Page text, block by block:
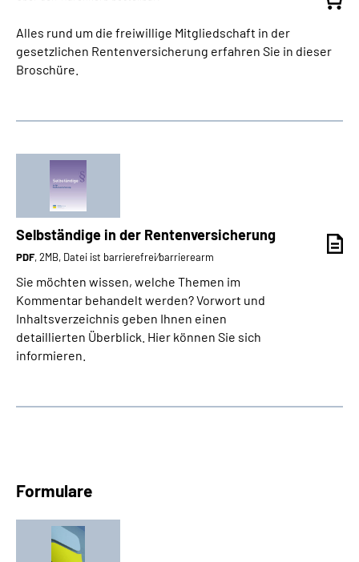
Alles rund um die freiwillige Mitgliedschaft in der
gesetzlichen Rentenversicherung erfahren Sie in dieser
Broschüre.
Selbständige in der Rentenversicherung
PDF, 2MB, Datei ist barrierefrei⁄barrierearm
Sie möchten wissen, welche Themen im
Kommentar behandelt werden? Vorwort und
Inhaltsverzeichnis geben Ihnen einen
detaillierten Überblick. Hier können Sie sich
informieren.
Formulare